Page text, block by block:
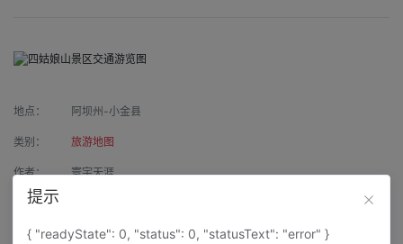
地点： 阿坝州-小金县
类别： 旅游地图
作者： 寰宇天涯
来源：
属性： 地图属性： 地图类型-景区导游图
提示
{ "readyState": 0, "status": 0, "statusText": "error" }